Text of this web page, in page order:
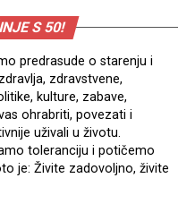
S 50!
predrasude o starenju i
zdravstvene,
kulture, zabave,
ohrabriti, povezati i
uživali u životu.
toleranciju i potičemo
je: Živite zadovoljno, živite